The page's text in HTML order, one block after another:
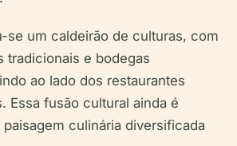
se um caldeirão de culturas, com
tradicionais e bodegas
ao lado dos restaurantes
Essa fusão cultural ainda é
culinária diversificada